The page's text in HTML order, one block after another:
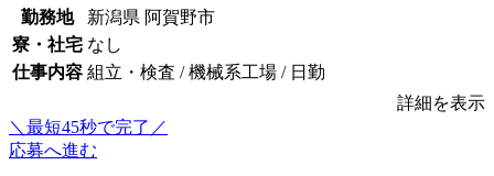
勤務地
新潟県 阿賀野市
寮・社宅 なし
仕事内容 組立・検査 / 機械系工場 / 日勤
詳細を表示
＼最短45秒で完了／
応募へ進む